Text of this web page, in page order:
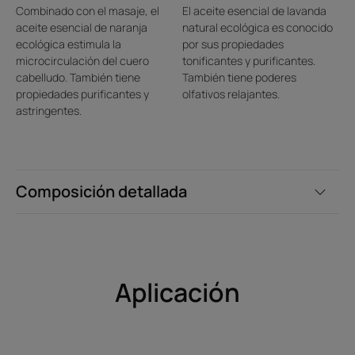
momento de relajación amplificado por el poder olfativo
calmante de los aceites esenciales.
Textura Reciclaje
«Durante el tiempo de un masaje revitalizante, este concentrado
Perfume tonificante y vitaminado con poder relajante
Composición detallada
Combinado con el masaje, el
aceite esencial de naranja
ecológica estimula la
microcirculación del cuero
cabelludo. También tiene
propiedades purificantes y
astringentes.
El aceite esencial de lavanda
natural ecológica es conocido
por sus propiedades
tonificantes y purificantes.
También tiene poderes
olfativos relajantes.
Aplicación